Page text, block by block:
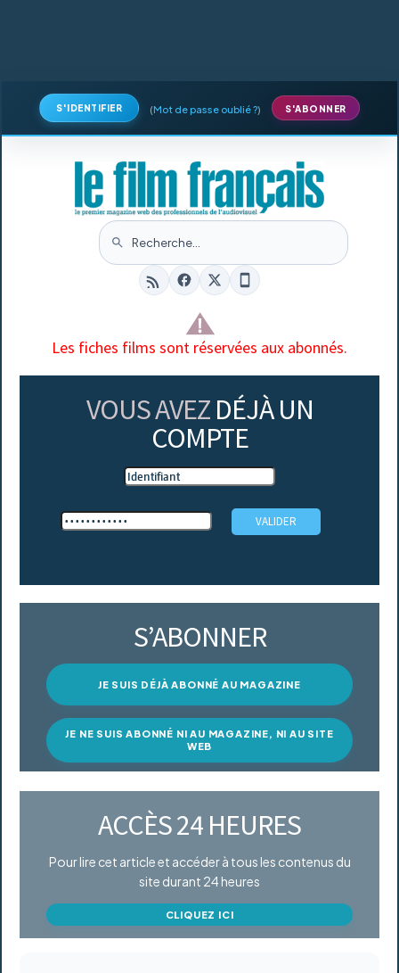
S'IDENTIFIER (Mot de passe oublié ?) S'ABONNER
Les fiches films sont réservées aux abonnés.
VOUS AVEZ DÉJÀ UN
COMPTE
S’ABONNER
JE SUIS DÉJÀ ABONNÉ AU MAGAZINE
JE NE SUIS ABONNÉ NI AU MAGAZINE, NI AU SITE
WEB
ACCÈS 24 HEURES
Pour lire cet article et accéder à tous les contenus du
site durant 24 heures
CLIQUEZ ICI